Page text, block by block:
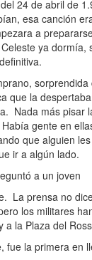
24 de abril de
esa canción
a
ya dormía,
sorprendida
que la
Nada más pisar
gente en
que alguien
ir a algún lado.
a un joven
La prensa no
los militares
la Plaza del
la primera en